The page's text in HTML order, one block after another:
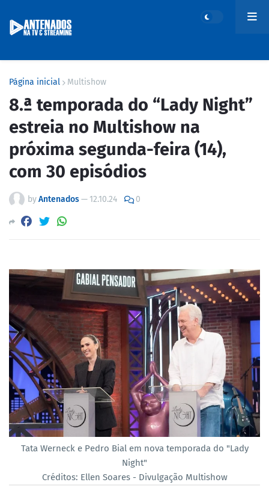
Página inicial Multishow
8.ª temporada do “Lady Night”
estreia no Multishow na
próxima segunda-feira (14),
com 30 episódios
byAntenados— 12.10.24 0
Tata Werneck e Pedro Bial em nova temporada do "Lady
Night"
Créditos: Ellen Soares - Divulgação Multishow